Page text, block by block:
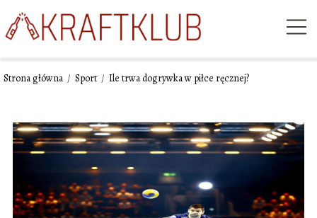
Strona główna / Sport / Ile trwa dogrywka w piłce ręcznej?